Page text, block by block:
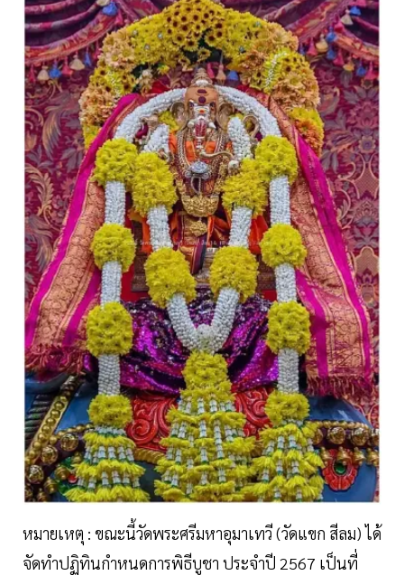
หมายเหตุ : ขณะนี้วัดพระศรีมหาอุมาเทวี (วัดแขก สีลม) ได้
จัดทำปฏิทินกำหนดการพิธีบูชา ประจำปี 2567 เป็นที่